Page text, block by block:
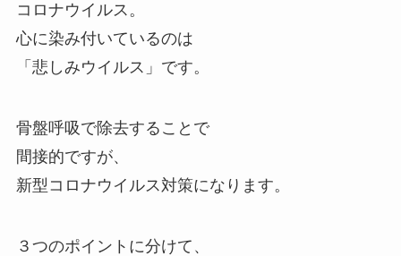
コロナウイルス。
心に染み付いているのは
「悲しみウイルス」です。
骨盤呼吸で除去することで
間接的ですが、
新型コロナウイルス対策になります。
３つのポイントに分けて、